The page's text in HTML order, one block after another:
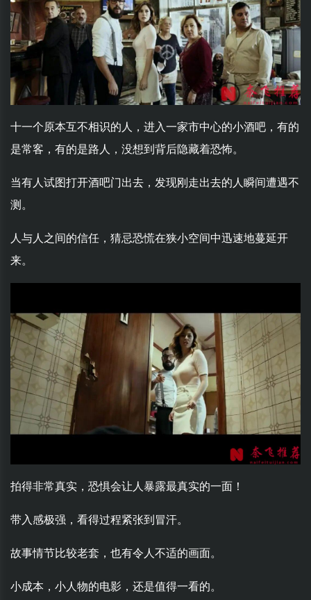
十一个原本互不相识的人，进入一家市中心的小酒吧，有的
是常客，有的是路人，没想到背后隐藏着恐怖。
当有人试图打开酒吧门出去，发现刚走出去的人瞬间遭遇不
测。
人与人之间的信任，猜忌恐慌在狭小空间中迅速地蔓延开
来。
拍得非常真实，恐惧会让人暴露最真实的一面！
带入感极强，看得过程紧张到冒汗。
故事情节比较老套，也有令人不适的画面。
小成本，小人物的电影，还是值得一看的。